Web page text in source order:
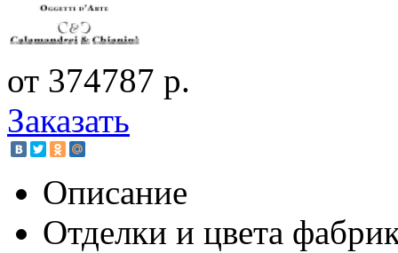
от 374787 р.
Заказать
Описание
Отделки и цвета